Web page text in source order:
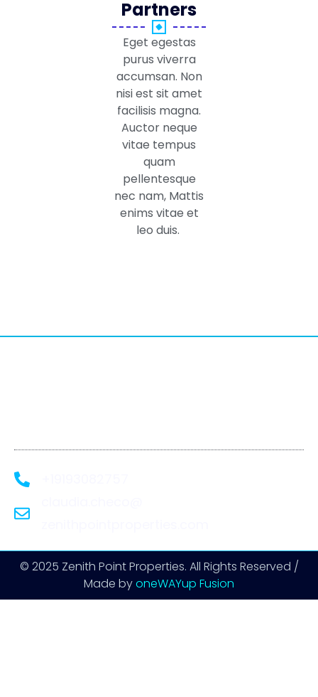
Partners
Eget egestas
purus viverra
accumsan. Non
nisi est sit amet
facilisis magna.
Auctor neque
vitae tempus
quam
pellentesque
nec nam, Mattis
enims vitae et
leo duis.
© 2025 Zenith Point Properties. All Rights Reserved /
Made byoneWAYup Fusion